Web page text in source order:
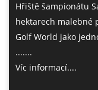
Hřiště šampionátu
hektarech malebné
Golf World jako
.......
Víc informací....